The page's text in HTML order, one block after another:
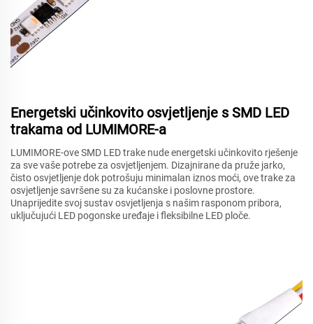
Energetski učinkovito osvjetljenje s SMD LED
trakama od LUMIMORE-a
LUMIMORE-ove SMD LED trake nude energetski učinkovito rješenje
za sve vaše potrebe za osvjetljenjem. Dizajnirane da pruže jarko,
čisto osvjetljenje dok potrošuju minimalan iznos moći, ove trake za
osvjetljenje savršene su za kućanske i poslovne prostore.
Unaprijedite svoj sustav osvjetljenja s našim rasponom pribora,
uključujući LED pogonske uređaje i fleksibilne LED ploče.